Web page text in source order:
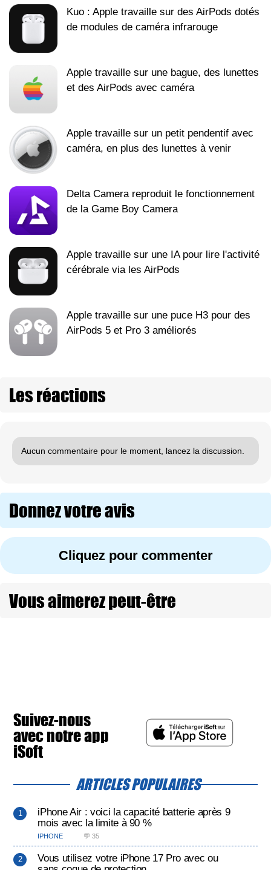
Kuo : Apple travaille sur des AirPods dotés
de modules de caméra infrarouge
Apple travaille sur une bague, des lunettes
et des AirPods avec caméra
Apple travaille sur un petit pendentif avec
caméra, en plus des lunettes à venir
Delta Camera reproduit le fonctionnement
de la Game Boy Camera
Apple travaille sur une IA pour lire l'activité
cérébrale via les AirPods
Apple travaille sur une puce H3 pour des
AirPods 5 et Pro 3 améliorés
Les réactions
Aucun commentaire pour le moment, lancez la discussion.
Donnez votre avis
Cliquez pour commenter
Vous aimerez peut-être
Suivez-nous
avec notre app
iSoft
ARTICLES POPULAIRES
iPhone Air : voici la capacité batterie après 9
mois avec la limite à 90 %
IPHONE 💬 35
Vous utilisez votre iPhone 17 Pro avec ou